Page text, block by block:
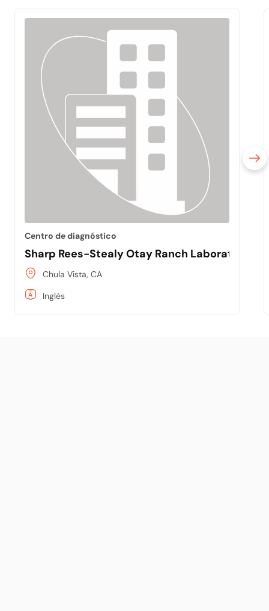
Centro de diagnóstico
Sharp Rees-Stealy Otay Ranch Laboratory
Chula Vista, CA
Inglés